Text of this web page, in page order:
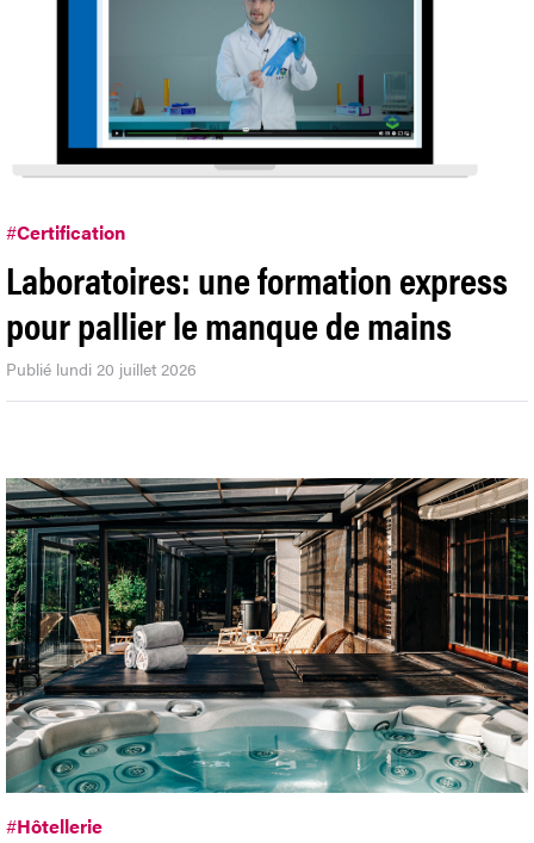
#Certification
Laboratoires: une formation express
pour pallier le manque de mains
Publié lundi 20 juillet 2026
#Hôtellerie